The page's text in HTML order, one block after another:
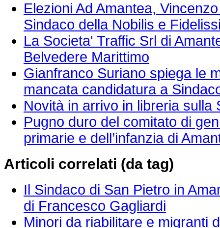
Elezioni Ad Amantea,
Sindaco della Nobilis e
La Societa' Traffic Srl di
Belvedere Marittimo
Gianfranco Suriano spiega le
mancata candidatura a
Novità in arrivo in libreria sulla
Pugno duro del comitato di
primarie e dell’infanzia di
Articoli correlati (da tag)
Il Sindaco di San Pietro in
di Francesco Gagliardi
Minori da riabilitare e migranti